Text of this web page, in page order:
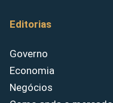
Editorias
Governo
Economia
Negócios